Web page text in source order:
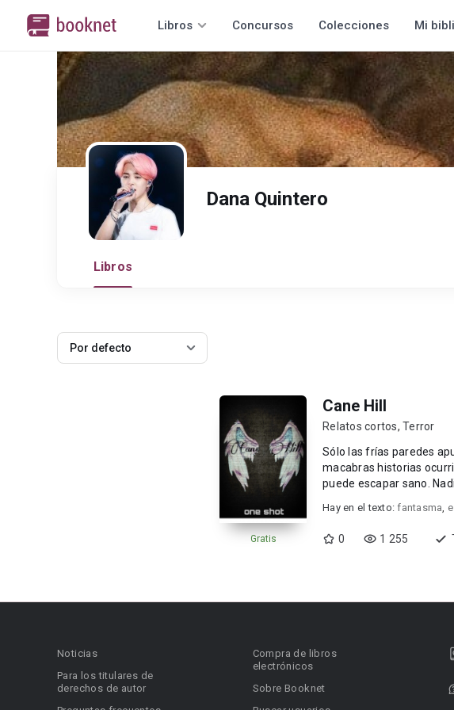
Libros Concursos Colecciones Mi
Dana Quintero
Libros
Por defecto
Gratis
Cane Hill
Relatos cortos, Terror
Sólo las frías paredes
macabras historias ocurridas dentro,
Hay en el texto:fantasma,
0 1 255
Noticias
Para los titulares de
derechos de autor
Compra de libros
electrónicos
Sobre Booknet